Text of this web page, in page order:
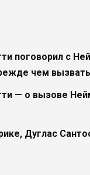
поговорил с
чем
— о вызове
Дуглас